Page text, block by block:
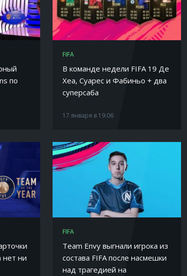
по
FIFA
В команде недели FIFA 19 Де
Хеа, Суарес и Фабиньо + два
суперсаба
17 января в 19:06
нет ни
FIFA
Team Envy выгнали игрока из
состава FIFA после насмешки
над трагедией на